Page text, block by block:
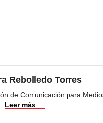
Rebolledo Torres
de Comunicación para
Leer más